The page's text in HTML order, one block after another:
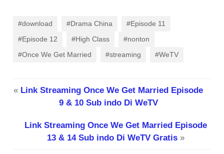
#download #Drama China
#Episode 11
#Episode 12
#High Class
#nonton
#Once We Get Married
#streaming #WeTV
« Link Streaming Once We Get Married Episode
9 & 10 Sub indo Di WeTV
Link Streaming Once We Get Married Episode
13 & 14 Sub indo Di WeTV Gratis »